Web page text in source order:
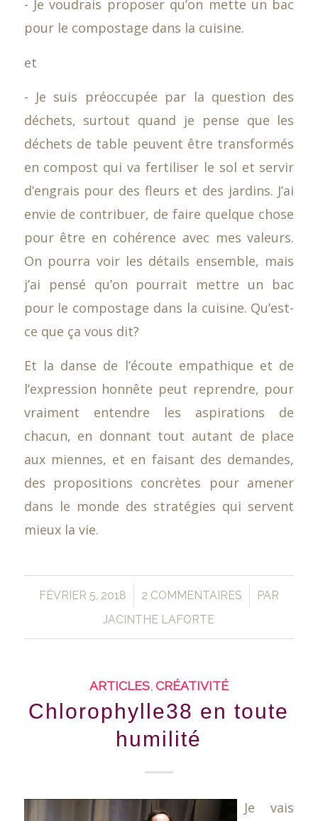
- Je voudrais proposer qu’on mette un bac
pour le compostage dans la cuisine.
et
- Je suis préoccupée par la question des
déchets, surtout quand je pense que les
déchets de table peuvent être transformés
en compost qui va fertiliser le sol et servir
d’engrais pour des fleurs et des jardins. J’ai
envie de contribuer, de faire quelque chose
pour être en cohérence avec mes valeurs.
On pourra voir les détails ensemble, mais
j’ai pensé qu’on pourrait mettre un bac
pour le compostage dans la cuisine. Qu’est-
ce que ça vous dit?
Et la danse de l’écoute empathique et de
l’expression honnête peut reprendre, pour
vraiment entendre les aspirations de
chacun, en donnant tout autant de place
aux miennes, et en faisant des demandes,
des propositions concrètes pour amener
dans le monde des stratégies qui servent
mieux la vie.
FÉVRIER 5, 2018
/ 2 COMMENTAIRES
/
PAR
JACINTHE LAFORTE
ARTICLES,CRÉATIVITÉ
Chlorophylle38 en toute
humilité
Je vais